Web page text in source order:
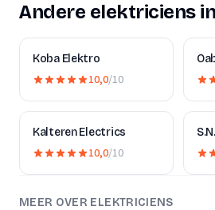
Andere elektriciens
Koba Elektro
10,0/10
Kalteren Electrics
10,0/10
MEER OVER ELEKTRICIENS